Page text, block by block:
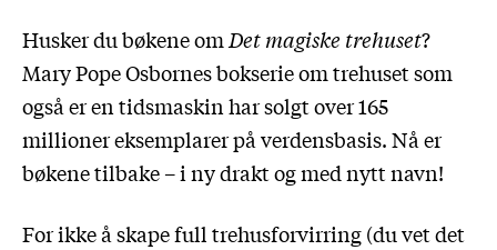
Husker du bøkene om Det magiske trehuset?
Mary Pope Osbornes bokserie om trehuset som
også er en tidsmaskin har solgt over 165
millioner eksemplarer på verdensbasis. Nå er
bøkene tilbake – i ny drakt og med nytt navn!
For ikke å skape full trehusforvirring (du vet det